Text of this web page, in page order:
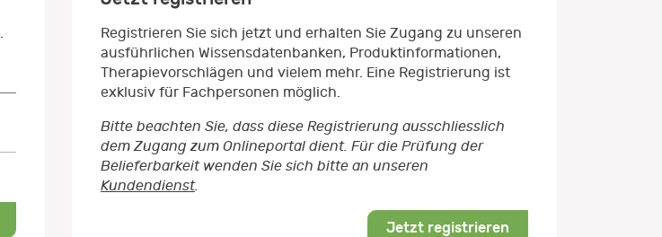
Registrieren Sie sich jetzt und erhalten Sie Zugang zu unseren
ausführlichen Wissensdatenbanken, Produktinformationen,
Therapievorschlägen und vielem mehr. Eine Registrierung ist
exklusiv für Fachpersonen möglich.
Bitte beachten Sie, dass diese Registrierung ausschliesslich
dem Zugang zum Onlineportal dient. Für die Prüfung der
Belieferbarkeit wenden Sie sich bitte an unseren
Kundendienst.
Jetzt registrieren